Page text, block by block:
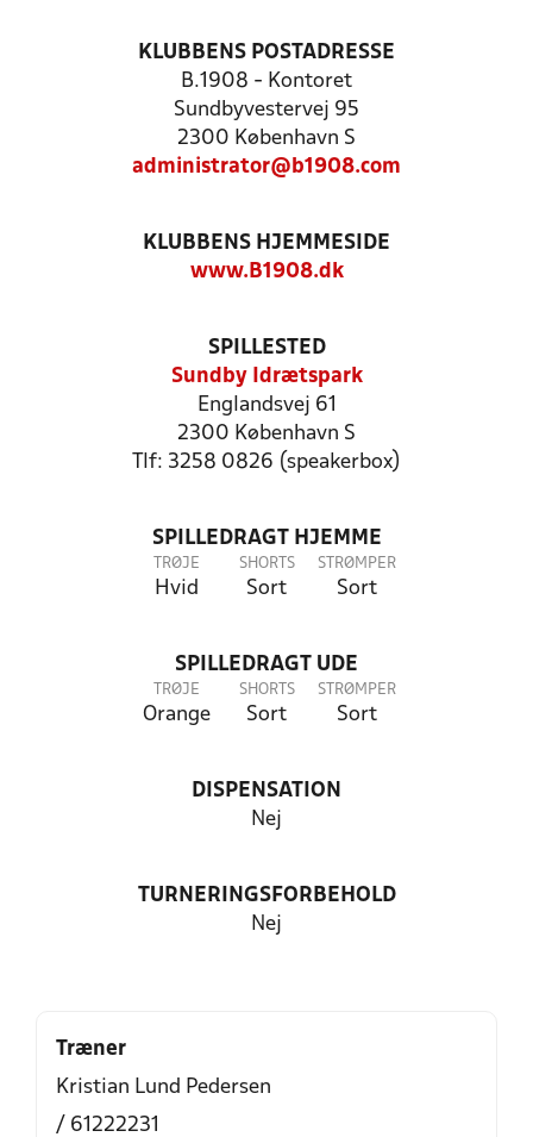
KLUBBENS POSTADRESSE
B.1908 - Kontoret
Sundbyvestervej 95
2300 København S
administrator@b1908.com
KLUBBENS HJEMMESIDE
www.B1908.dk
SPILLESTED
Sundby Idrætspark
Englandsvej 61
2300 København S
Tlf: 3258 0826 (speakerbox)
SPILLEDRAGT HJEMME
TRØJE
Hvid
SHORTS
Sort
STRØMPER
Sort
SPILLEDRAGT UDE
TRØJE
Orange
SHORTS
Sort
STRØMPER
Sort
DISPENSATION
Nej
TURNERINGSFORBEHOLD
Nej
Træner
Kristian Lund Pedersen
/ 61222231